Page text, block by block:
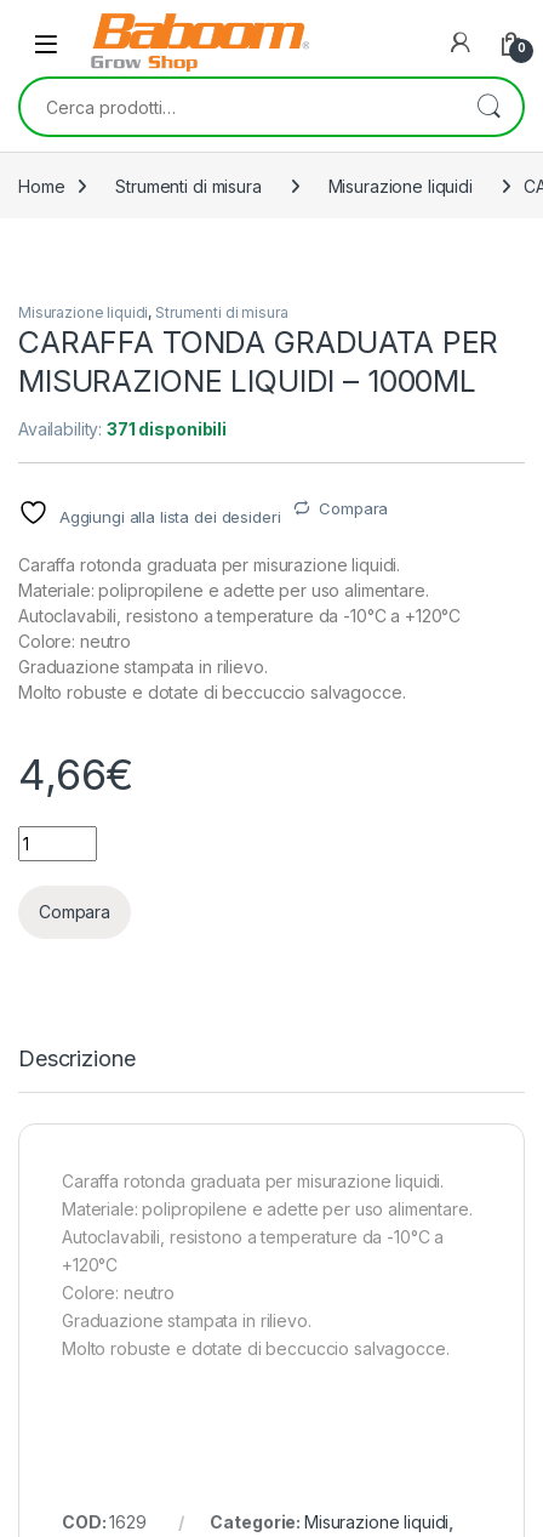
Skip to navigation
Skip to content
0
Cerca:
Home Strumenti di misura Misurazione liquidi
Misurazione liquidi, Strumenti di misura
CARAFFA TONDA GRADUATA PER
MISURAZIONE LIQUIDI – 1000ML
Availability:371 disponibili
Aggiungi alla lista dei desideri Compara
Caraffa rotonda graduata per misurazione liquidi.
Materiale: polipropilene e adette per uso alimentare.
Autoclavabili, resistono a temperature da -10°C a +120°C
Colore: neutro
Graduazione stampata in rilievo.
Molto robuste e dotate di beccuccio salvagocce.
4,66€
CARAFFA TONDA GRADUATA PER MISURAZIONE LIQUIDI -
Compara
Descrizione
Caraffa rotonda graduata per misurazione liquidi.
Materiale: polipropilene e adette per uso alimentare.
Autoclavabili, resistono a temperature da -10°C a
+120°C
Colore: neutro
Graduazione stampata in rilievo.
Molto robuste e dotate di beccuccio salvagocce.
COD:1629 Categorie: Misurazione liquidi